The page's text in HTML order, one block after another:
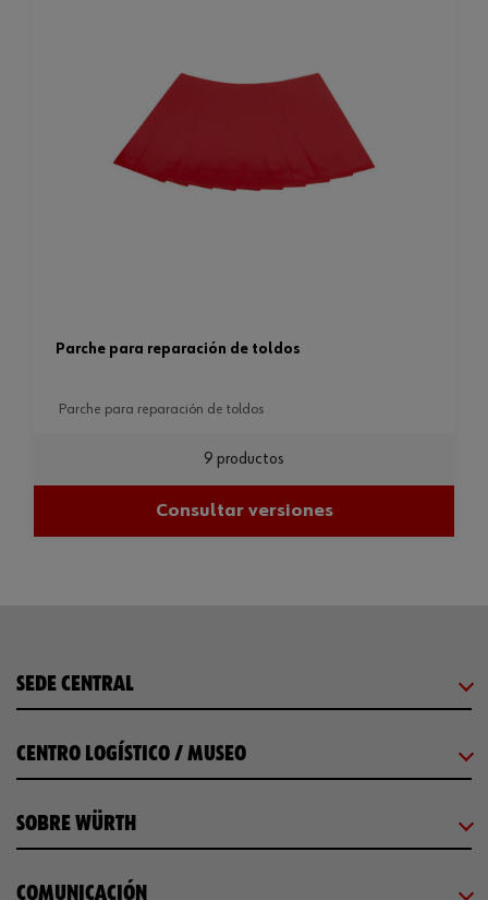
parche para reparación de toldos
parche para reparación de toldos
9 productos
Consultar versiones
SEDE CENTRAL
CENTRO LOGÍSTICO / MUSEO
SOBRE WÜRTH
COMUNICACIÓN